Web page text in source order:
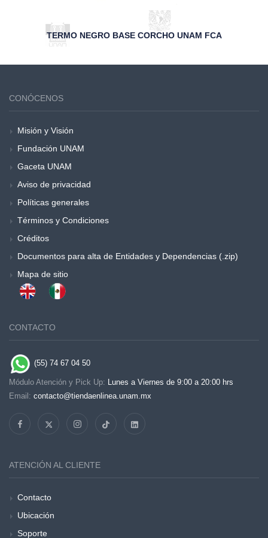
TERMO NEGRO BASE CORCHO UNAM FCA
CONÓCENOS
Misión y Visión
Fundación UNAM
Gaceta UNAM
Aviso de privacidad
Políticas generales
Términos y Condiciones
Créditos
Documentos para alta de Entidades y Dependencias (.zip)
Mapa de sitio
CONTACTO
(55) 74 67 04 50
Módulo Atención y Pick Up: Lunes a Viernes de 9:00 a 20:00 hrs
Email: contacto@tiendaenlinea.unam.mx
ATENCIÓN AL CLIENTE
Contacto
Ubicación
Soporte